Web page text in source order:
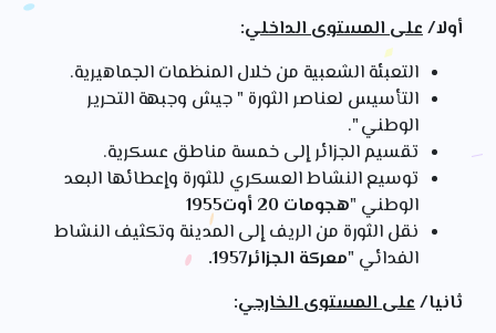
أولا/على المستوى الداخلي:
التعبئة الشعبية من خلال المنظمات الجماهيرية.
التأسيس لعناصر الثورة " جيش وجبهة التحرير
الوطني ".
تقسيم الجزائر إلى خمسة مناطق عسكرية.
توسيع النشاط العسكري للثورة وإعطائها البعد
الوطني "هجومات 20 أوت1955
نقل الثورة من الريف إلى المدينة وتكثيف النشاط
الفدائي "معركة الجزائر1957.
ثانيا/على المستوى الخارجي: